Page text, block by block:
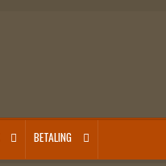
BETALING